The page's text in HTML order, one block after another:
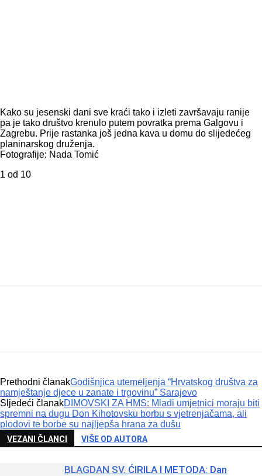
Kako su jesenski dani sve kraći tako i izleti završavaju ranije
pa je tako društvo krenulo putem povratka prema Galgovu i
Zagrebu. Prije rastanka još jedna kava u domu do slijedećeg
planinarskog druženja.
Fotografije: Nada Tomić
1 od 10
Prethodni članakGodišnjica utemeljenja “Hrvatskog društva za
namještanje djece u zanate i trgovinu” Sarajevo
Sljedeći članakDIMOVSKI ZA HMS: Mladi umjetnici moraju biti
spremni na dugu Don Kihotovsku borbu s vjetrenjačama, ali
plodovi te borbe su najljepša hrana za dušu
VEZANI ČLANCI VIŠE OD AUTORA
BLAGDAN SV. ĆIRILA I METODA: Dan